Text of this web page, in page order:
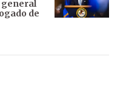
general
de